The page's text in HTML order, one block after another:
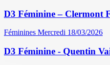
D3 Féminine – Clermont
Féminines Mercredi 18/03/2026
D3 Féminine - Quentin